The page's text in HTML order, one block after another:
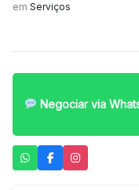
em Serviços
Negociar via